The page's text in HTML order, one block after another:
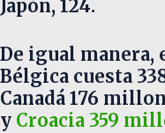
Japón, 124.
De igual manera,
Bélgica cuesta
Canadá 176
y Croacia 359